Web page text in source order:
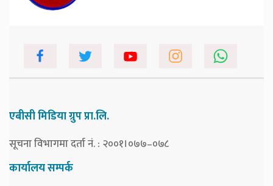
एबीसी मिडिया ग्रुप प्रा.लि.
सूचना विभागमा दर्ता नं. : २००१।०७७–०७८
कार्यालय सम्पर्क